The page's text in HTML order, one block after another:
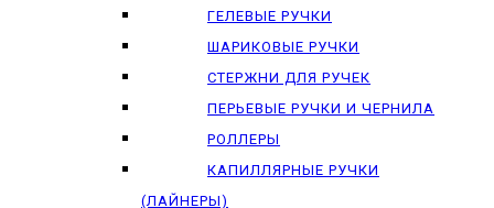
ГЕЛЕВЫЕ РУЧКИ
ШАРИКОВЫЕ РУЧКИ
СТЕРЖНИ ДЛЯ РУЧЕК
ПЕРЬЕВЫЕ РУЧКИ И ЧЕРНИЛА
РОЛЛЕРЫ
КАПИЛЛЯРНЫЕ РУЧКИ
(ЛАЙНЕРЫ)